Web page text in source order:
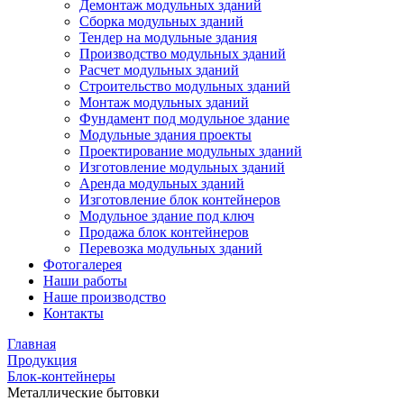
Демонтаж модульных зданий
Сборка модульных зданий
Тендер на модульные здания
Производство модульных зданий
Расчет модульных зданий
Строительство модульных зданий
Монтаж модульных зданий
Фундамент под модульное здание
Модульные здания проекты
Проектирование модульных зданий
Изготовление модульных зданий
Аренда модульных зданий
Изготовление блок контейнеров
Модульное здание под ключ
Продажа блок контейнеров
Перевозка модульных зданий
Фотогалерея
Наши работы
Наше производство
Контакты
Главная
Продукция
Блок-контейнеры
Металлические бытовки